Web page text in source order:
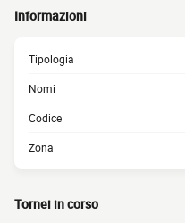
Informazioni
Tipologia
Nomi
Codice
Zona
Tornei in corso